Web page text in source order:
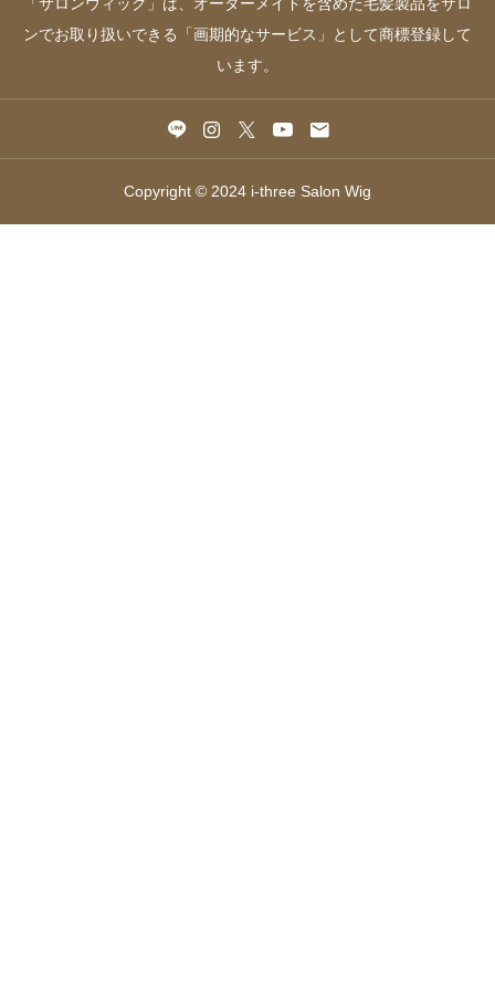
ンでお取り扱いできる「画期的なサービス」として商標登録して
います。
Copyright © 2024 i-three Salon Wig